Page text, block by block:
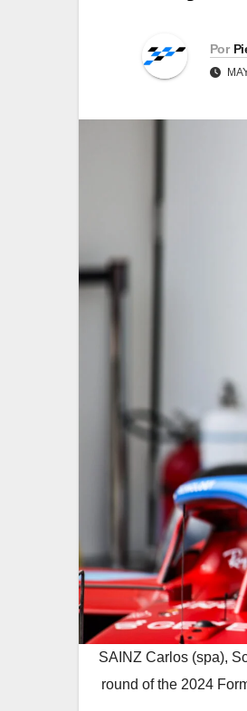
Por
SAINZ Carlos (spa),
round of the 2024